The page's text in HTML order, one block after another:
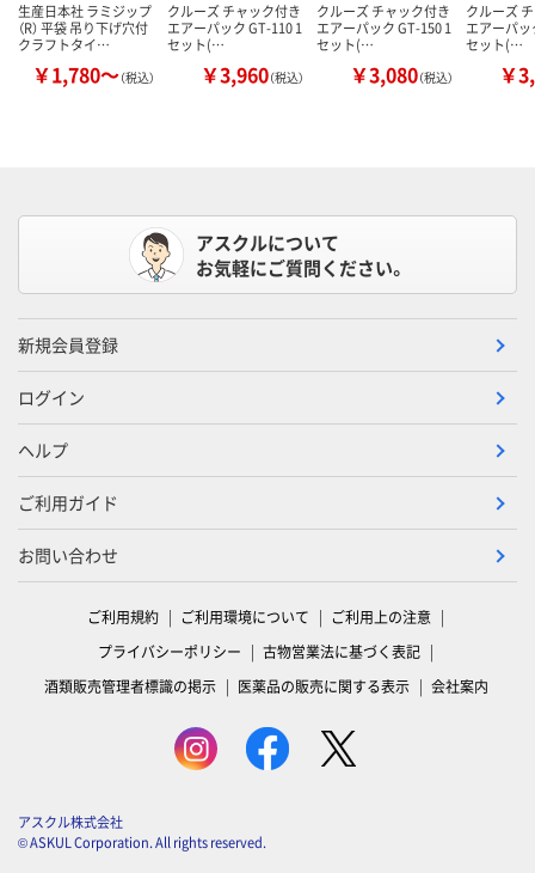
生産日本社 ラミジップ
（R） 平袋 吊り下げ穴付
クラフトタイ…
￥1,780～（税込）
クルーズ チャック付き
エアーパック GT-110 1
セット(…
￥3,960（税込）
クルーズ チャック付き
エアーパック GT-150 1
セット(…
￥3,080（税込）
クルーズ
エアーパッ
セット(…
￥
アスクルについて
お気軽にご質問ください。
新規会員登録
ログイン
ヘルプ
ご利用ガイド
お問い合わせ
ご利用規約 ご利用環境について
ご利用上の注意
プライバシーポリシー
古物営業法に基づく表記
酒類販売管理者標識の掲示
医薬品の販売に関する表示 会社案内
アスクル株式会社
© ASKUL Corporation. All rights reserved.